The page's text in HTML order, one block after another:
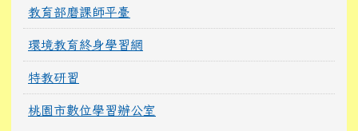
教育部磨課師平臺
環境教育終身學習網
特教研習
桃園市數位學習辦公室